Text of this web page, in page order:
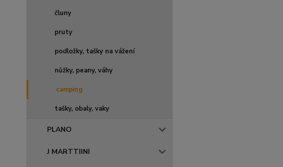
čluny
pruty
podložky, tašky na vážení
nůžky, peany, váhy
camping
tašky, obaly, vaky
PLANO
J MARTTIINI